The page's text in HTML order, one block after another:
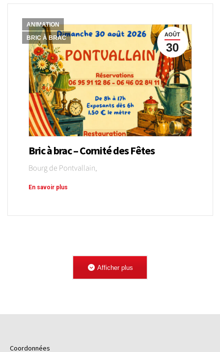
AOÛT
30
ANIMATION
BRIC À BRAC
Bric à brac – Comité des Fêtes
Bourg de Pontvallain,
En savoir plus
Afficher plus
Coordonnées